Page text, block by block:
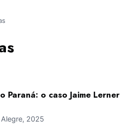
Paraná: o caso Jaime Lerner
2025